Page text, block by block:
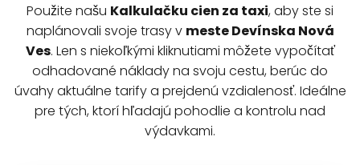
Použite našu Kalkulačku cien za taxi, aby ste si
naplánovali svoje trasy v meste Devínska Nová
Ves. Len s niekoľkými kliknutiami môžete vypočítať
odhadované náklady na svoju cestu, berúc do
úvahy aktuálne tarify a prejdenú vzdialenosť. Ideálne
pre tých, ktorí hľadajú pohodlie a kontrolu nad
výdavkami.